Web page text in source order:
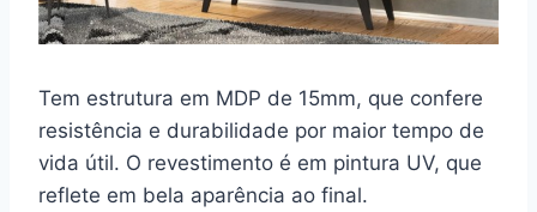
Tem estrutura em MDP de 15mm, que confere
resistência e durabilidade por maior tempo de
vida útil. O revestimento é em pintura UV, que
reflete em bela aparência ao final.